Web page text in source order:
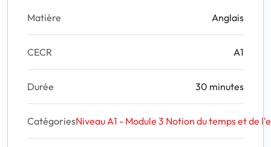
Matière Anglais
CECR A1
Durée 30 minutes
CatégoriesNiveau A1 - Module 3 Notion du temps et de